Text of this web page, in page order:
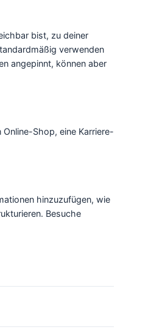
bist, zu deiner
verwenden
angepinnt, können aber
Shop, eine Karriere-
hinzuzufügen, wie
Besuche